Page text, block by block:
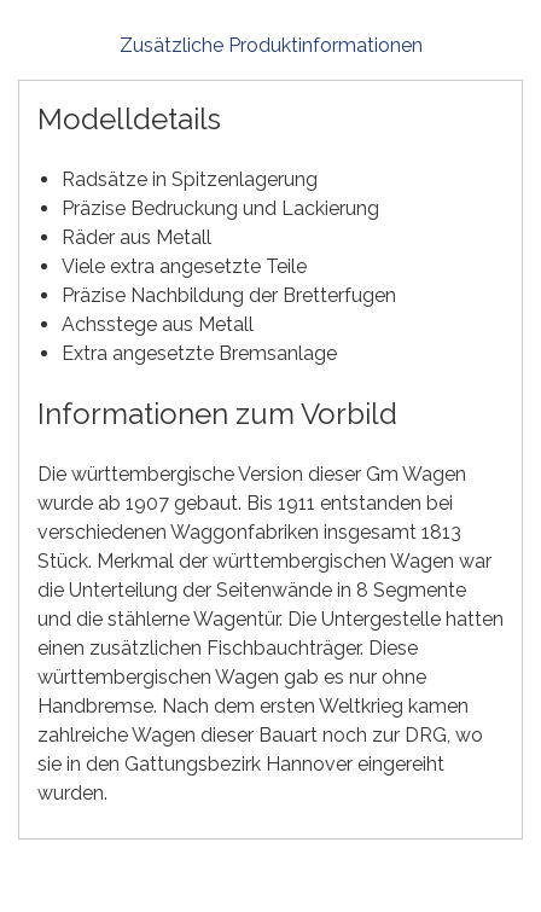
Zusätzliche Produktinformationen
Modelldetails
Radsätze in Spitzenlagerung
Präzise Bedruckung und Lackierung
Räder aus Metall
Viele extra angesetzte Teile
Präzise Nachbildung der Bretterfugen
Achsstege aus Metall
Extra angesetzte Bremsanlage
Informationen zum Vorbild
Die württembergische Version dieser Gm Wagen
wurde ab 1907 gebaut. Bis 1911 entstanden bei
verschiedenen Waggonfabriken insgesamt 1813
Stück. Merkmal der württembergischen Wagen war
die Unterteilung der Seitenwände in 8 Segmente
und die stählerne Wagentür. Die Untergestelle hatten
einen zusätzlichen Fischbauchträger. Diese
württembergischen Wagen gab es nur ohne
Handbremse. Nach dem ersten Weltkrieg kamen
zahlreiche Wagen dieser Bauart noch zur DRG, wo
sie in den Gattungsbezirk Hannover eingereiht
wurden.